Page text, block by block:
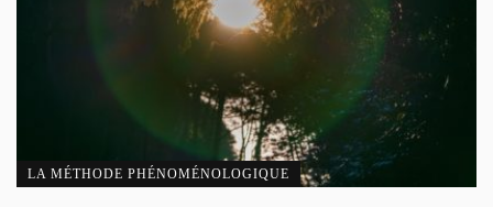
LA MÉTHODE PHÉNOMÉNOLOGIQUE